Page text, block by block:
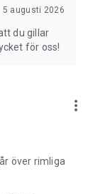
Alla dina
5 augusti 2026
du gillar
för oss!
more_vert
över rimliga